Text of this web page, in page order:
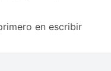
en escribir